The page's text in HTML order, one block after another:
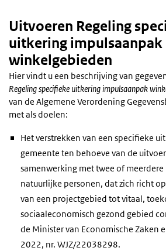
Uitvoeren Regeling
uitkering impulsaanpak
winkelgebieden
Hier vindt u een beschrijving van
Regeling specifieke uitkering impulsaanpak
van de Algemene Verordening
met als doelen:
Het verstrekken van een specifieke
gemeente ten behoeve van de
samenwerking met twee of
natuurlijke personen, dat zich richt
van een projectgebied tot vitaal,
sociaaleconomisch gezond gebied
de Minister van Economische Zaken
2022, nr. WJZ/22038298.